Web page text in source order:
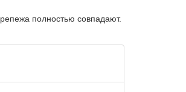
полностью совпадают.